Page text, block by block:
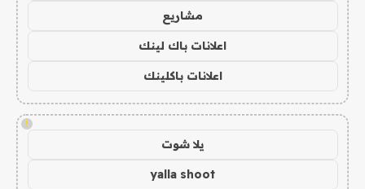
مشاريع
اعلانات باك لينك
اعلانات باكلينك
!
يلا شوت
yalla shoot